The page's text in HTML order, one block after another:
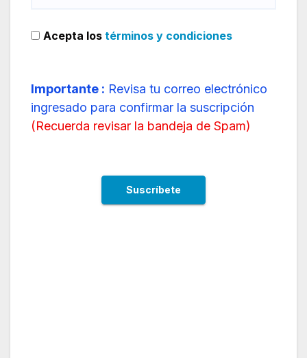
Acepta los términos y condiciones
Importante : Revisa tu correo electrónico
ingresado para confirmar la suscripción
(Recuerda revisar la bandeja de Spam)